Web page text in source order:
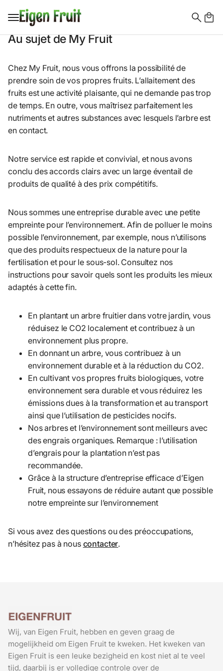
Au sujet de My Fruit
Chez My Fruit, nous vous offrons la possibilité de
prendre soin de vos propres fruits. L’allaitement des
fruits est une activité plaisante, qui ne demande pas trop
de temps. En outre, vous maîtrisez parfaitement les
nutriments et autres substances avec lesquels l’arbre est
en contact.
Notre service est rapide et convivial, et nous avons
conclu des accords clairs avec un large éventail de
produits de qualité à des prix compétitifs.
Nous sommes une entreprise durable avec une petite
empreinte pour l’environnement. Afin de polluer le moins
possible l’environnement, par exemple, nous n’utilisons
que des produits respectueux de la nature pour la
fertilisation et pour le sous-sol. Consultez nos
instructions pour savoir quels sont les produits les mieux
adaptés à cette fin.
En plantant un arbre fruitier dans votre jardin, vous
réduisez le CO2 localement et contribuez à un
environnement plus propre.
En donnant un arbre, vous contribuez à un
environnement durable et à la réduction du CO2.
En cultivant vos propres fruits biologiques, votre
environnement sera durable et vous réduirez les
émissions dues à la transformation et au transport
ainsi que l’utilisation de pesticides nocifs.
Nos arbres et l’environnement sont meilleurs avec
des engrais organiques. Remarque : l’utilisation
d’engrais pour la plantation n’est pas
recommandée.
Grâce à la structure d’entreprise efficace d’Eigen
Fruit, nous essayons de réduire autant que possible
notre empreinte sur l’environnement
Si vous avez des questions ou des préoccupations,
n’hésitez pas à nous contacter.
Wij, van Eigen Fruit, hebben en geven graag de
mogelijkheid om Eigen Fruit te kweken. Het kweken van
Eigen Fruit is een leuke bezigheid en kost niet al te veel
tijd, daarbij is er volledige controle over de